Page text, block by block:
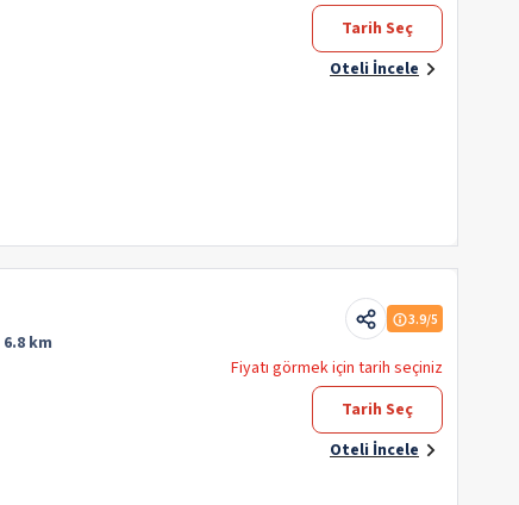
Tarih Seç
Oteli İncele
6.8 km
3.9/5
Fiyatı görmek için tarih seçiniz
Tarih Seç
Oteli İncele